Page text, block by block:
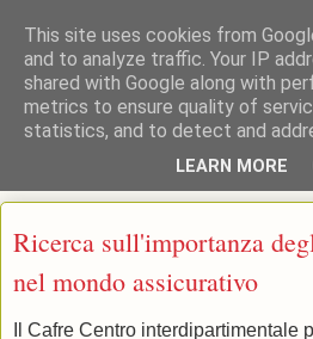
: : CAFRE : : Centro
Formazione e la Ricerca Educativa
Ricerca sull'importanza
nel mondo assicurativo
Il Cafre Centro interdipartimentale
This site uses cookies from
and to analyze traffic. Your IP
shared with Google along with
metrics to ensure quality of
statistics, and to detect and
LEARN MORE